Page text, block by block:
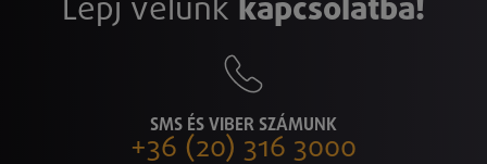
Lépj velünk kapcsolatba!
SMS ÉS VIBER SZÁMUNK
+36 (20) 316 3000